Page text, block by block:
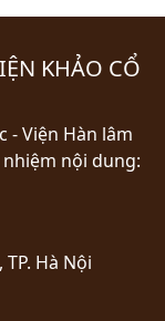
KHẢO CỔ
- Viện Hàn lâm
nội dung:
Hà Nội